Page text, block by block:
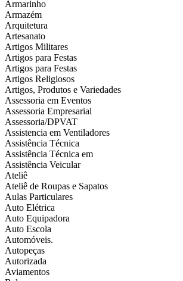
Armarinho
Armazém
Arquitetura
Artesanato
Artigos Militares
Artigos para Festas
Artigos para Festas
Artigos Religiosos
Artigos, Produtos e Variedades
Assessoria em Eventos
Assessoria Empresarial
Assessoria/DPVAT
Assistencia em Ventiladores
Assistência Técnica
Assistência Técnica em
Assistência Veicular
Ateliê
Ateliê de Roupas e Sapatos
Aulas Particulares
Auto Elétrica
Auto Equipadora
Auto Escola
Automóveis.
Autopeças
Autorizada
Aviamentos